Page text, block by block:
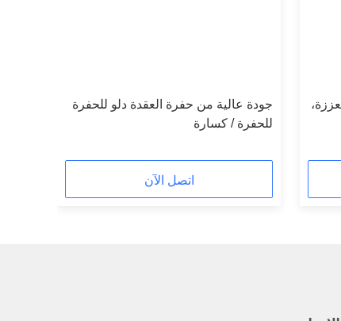
جودة عالية من حفرة العقدة دلو للحفرة
للحفرة / كسارة
اتصل الآن